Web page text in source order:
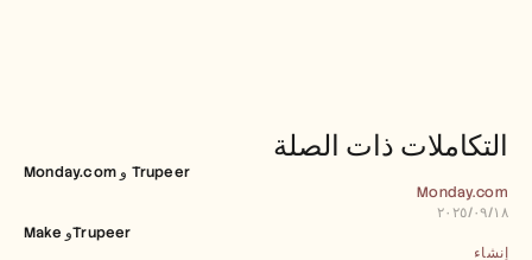
التكاملات ذات الصلة
Monday.com و Trupeer
Monday.com
١٨‏/٠٩‏/٢٠٢٥
Make وTrupeer
إنشاء
التسعير